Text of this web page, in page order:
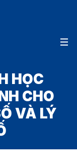
HỌC
CHO
VÀ LÝ